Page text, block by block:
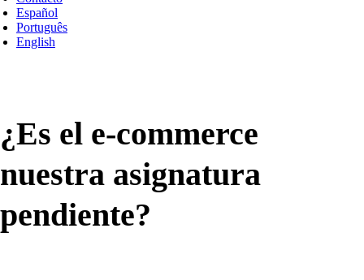
Español
Português
English
¿Es el e-commerce
nuestra asignatura
pendiente?